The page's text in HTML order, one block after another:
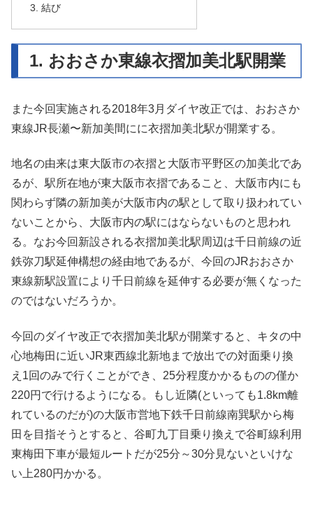
3. 結び
1. おおさか東線衣摺加美北駅開業
また今回実施される2018年3月ダイヤ改正では、おおさか
東線JR長瀬〜新加美間にに衣摺加美北駅が開業する。
地名の由来は東大阪市の衣摺と大阪市平野区の加美北であ
るが、駅所在地が東大阪市衣摺であること、大阪市内にも
関わらず隣の新加美が大阪市内の駅として取り扱われてい
ないことから、大阪市内の駅にはならないものと思われ
る。なお今回新設される衣摺加美北駅周辺は千日前線の近
鉄弥刀駅延伸構想の経由地であるが、今回のJRおおさか
東線新駅設置により千日前線を延伸する必要が無くなった
のではないだろうか。
今回のダイヤ改正で衣摺加美北駅が開業すると、キタの中
心地梅田に近いJR東西線北新地まで放出での対面乗り換
え1回のみで行くことができ、25分程度かかるものの僅か
220円で行けるようになる。もし近隣(といっても1.8km離
れているのだが)の大阪市営地下鉄千日前線南巽駅から梅
田を目指そうとすると、谷町九丁目乗り換えで谷町線利用
東梅田下車が最短ルートだが25分～30分見ないといけな
い上280円かかる。